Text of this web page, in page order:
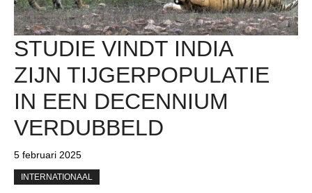
STUDIE VINDT INDIA
ZIJN TIJGERPOPULATIE
IN EEN DECENNIUM
VERDUBBELD
5 februari 2025
INTERNATIONAAL